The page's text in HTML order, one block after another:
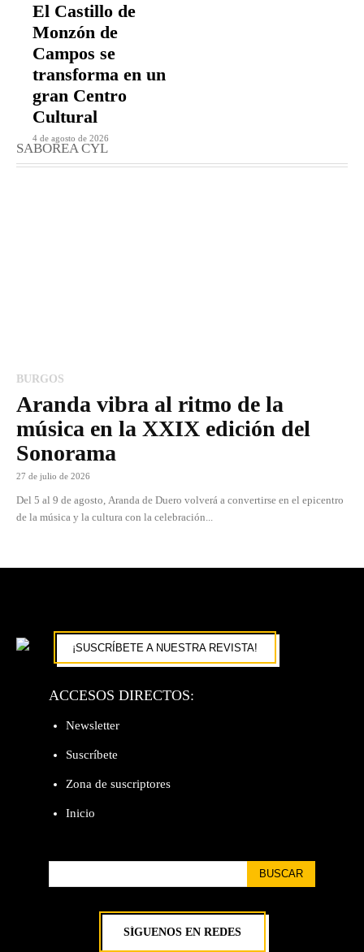
El Castillo de
Monzón de
Campos se
transforma en un
gran Centro
Cultural
4 de agosto de 2026
SABOREA CYL
BURGOS
Aranda vibra al ritmo de la
música en la XXIX edición del
Sonorama
27 de julio de 2026
Del 5 al 9 de agosto, Aranda de Duero volverá a convertirse en el epicentro
de la música y la cultura con la celebración...
¡SUSCRÍBETE A NUESTRA REVISTA!
ACCESOS DIRECTOS:
Newsletter
Suscríbete
Zona de suscriptores
Inicio
BUSCAR
SÍGUENOS EN REDES